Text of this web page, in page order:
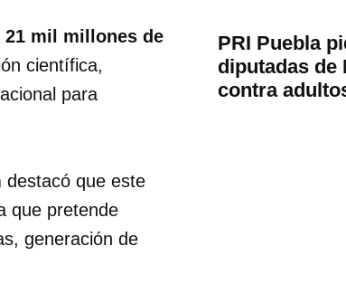
21 mil millones de
científica,
para
destacó que este
que pretende
generación de
PRI Puebla
diputadas de
contra